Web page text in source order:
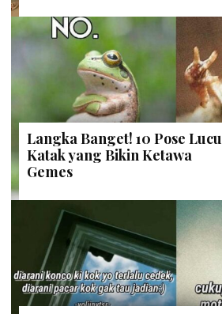
Langka Banget! 10 Pose Lucu
Katak yang Bikin Ketawa
Gemes